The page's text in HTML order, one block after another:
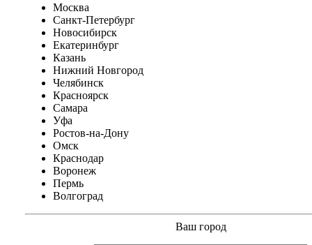
Москва
Санкт-Петербург
Новосибирск
Екатеринбург
Казань
Нижний Новгород
Челябинск
Красноярск
Самара
Уфа
Ростов-на-Дону
Омск
Краснодар
Воронеж
Пермь
Волгоград
Ваш город